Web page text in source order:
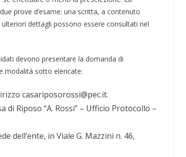
prove d’esame: una scritta, a contenuto
dettagli possono essere consultati nel
devono presentare la domanda di
modalità sotto elencate:
casariposorossi@pec.it.
di Riposo “A. Rossi” – Ufficio Protocollo –
dell’ente, in Viale G. Mazzini n. 46,